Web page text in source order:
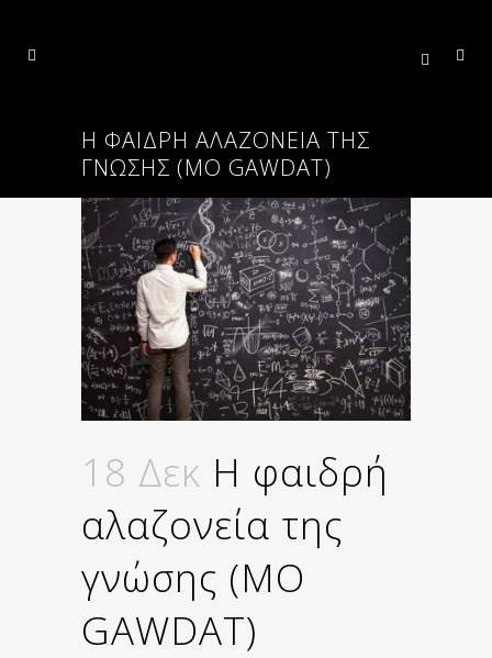
H ΦΑΙΔΡΉ ΑΛΑΖΟΝΕΊΑ ΤΗΣ
ΓΝΏΣΗΣ (MO GAWDAT)
18 Δεκ H φαιδρή
αλαζονεία της
γνώσης (MO
GAWDAT)